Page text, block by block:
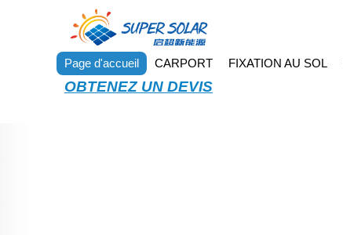
Page d'accueil CARPORT FIXATION AU SOL
OBTENEZ UN DEVIS